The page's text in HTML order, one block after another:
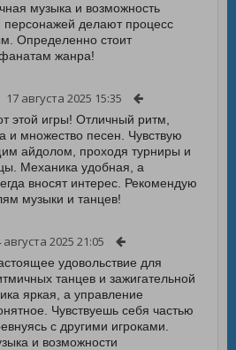
музыка и возможность
персонажей делают процесс
Определенно стоит
жанра!
17 августа 2025 15:35
этой игры! Отличный ритм,
и множество песен. Чувствую
айдолом, проходя турниры и
Механика удобная, а
вносят интерес. Рекомендую
музыки и танцев!
августа 2025 21:05
удовольствие для
танцев и зажигательной
яркая, а управление
Чувствуешь себя частью
с другими игроками.
и возможности